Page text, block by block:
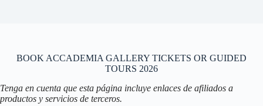
BOOK ACCADEMIA GALLERY TICKETS OR GUIDED
TOURS 2026
Tenga en cuenta que esta página incluye enlaces de afiliados a
productos y servicios de terceros.